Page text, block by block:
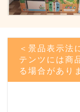
＜景品表示法
テンツには商
る場合があり